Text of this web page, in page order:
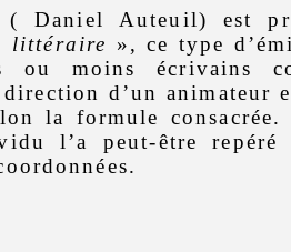
( Daniel Auteuil) est
littéraire », ce type
ou moins écrivains
d’un animateur
la formule
l’a peut-être repéré